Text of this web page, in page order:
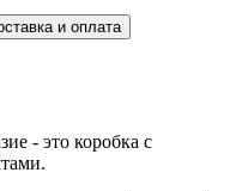
и оплата
- это коробка с